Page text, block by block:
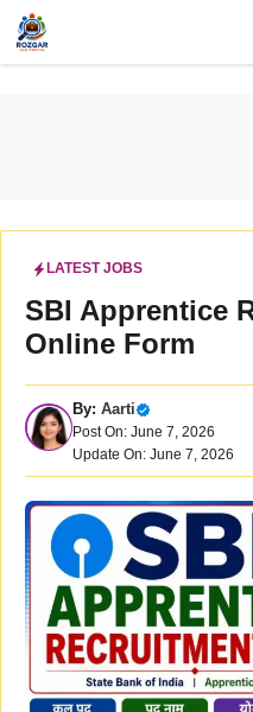
Skip
content
LATEST JOBS
SBI Apprentice
Online Form
By: Aarti
Post On: June 7, 2026
Update On: June 7, 2026